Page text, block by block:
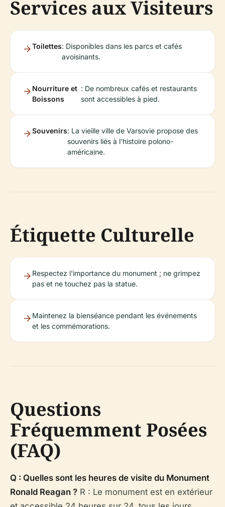
Services aux Visiteurs
Toilettes: Disponibles dans les parcs et cafés
avoisinants.
Nourriture et
Boissons
: De nombreux cafés et restaurants
sont accessibles à pied.
Souvenirs: La vieille ville de Varsovie propose des
souvenirs liés à l'histoire polono-
américaine.
Étiquette Culturelle
Respectez l'importance du monument ; ne grimpez
pas et ne touchez pas la statue.
Maintenez la bienséance pendant les événements
et les commémorations.
Questions
Fréquemment Posées
(FAQ)
Q : Quelles sont les heures de visite du Monument
Ronald Reagan ? R : Le monument est en extérieur